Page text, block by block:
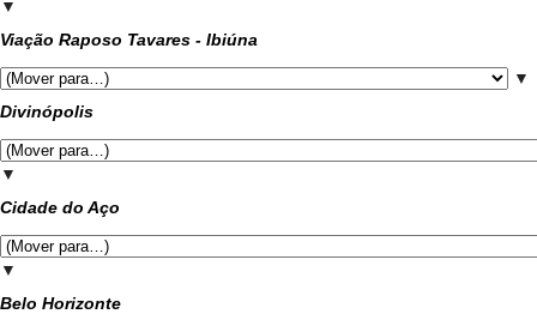
▼
Viação Raposo Tavares - Ibiúna
▼
Divinópolis
▼
Cidade do Aço
▼
Belo Horizonte